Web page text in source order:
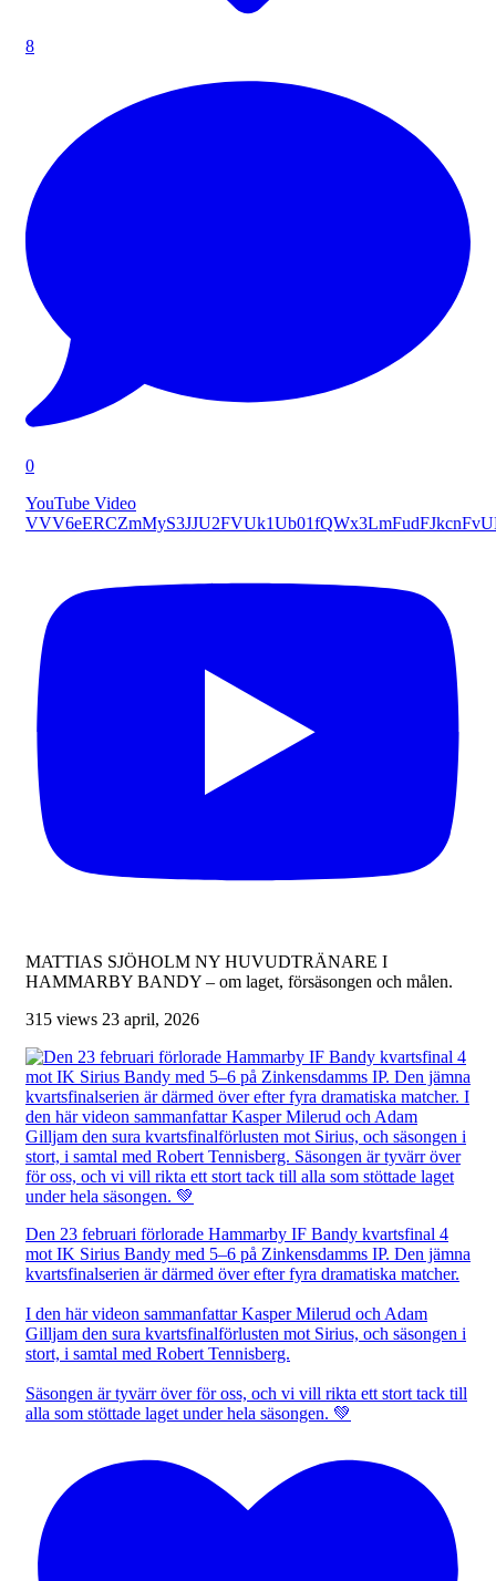
8
0
YouTube Video
MATTIAS SJÖHOLM NY HUVUDTRÄNARE I
HAMMARBY BANDY – om laget, försäsongen och målen.
315 views 23 april, 2026
Den 23 februari förlorade Hammarby IF Bandy kvartsfinal 4
mot IK Sirius Bandy med 5–6 på Zinkensdamms IP. Den jämna
kvartsfinalserien är därmed över efter fyra dramatiska matcher.
I den här videon sammanfattar Kasper Milerud och Adam
Gilljam den sura kvartsfinalförlusten mot Sirius, och säsongen i
stort, i samtal med Robert Tennisberg.
Säsongen är tyvärr över för oss, och vi vill rikta ett stort tack till
alla som stöttade laget under hela säsongen. 💚